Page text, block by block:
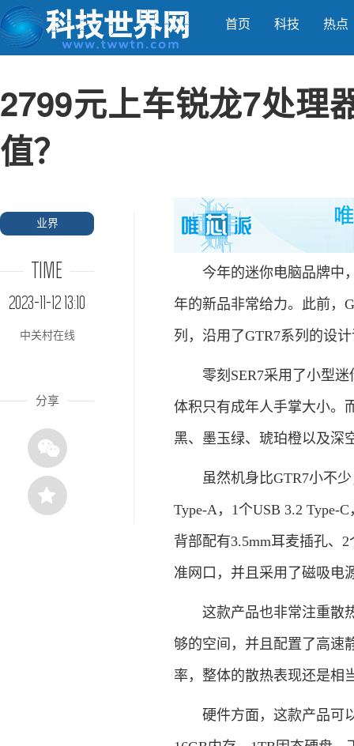
首页 科技 热点
2799元上车锐龙7处理
值？
业界
TIME
2023-11-12 13:10
中关村在线
分享
今年的迷你电脑品牌中，
年的新品非常给力。此前，
列，沿用了GTR7系列的设
零刻SER7采用了小型迷
体积只有成年人手掌大小。
黑、墨玉绿、琥珀橙以及深
虽然机身比GTR7小不少
Type-A，1个USB 3.2 Type-
背部配有3.5mm耳麦插孔、
准网口，并且采用了磁吸电
这款产品也非常注重散热
够的空间，并且配置了高速
率，整体的散热表现还是相
硬件方面，这款产品可以